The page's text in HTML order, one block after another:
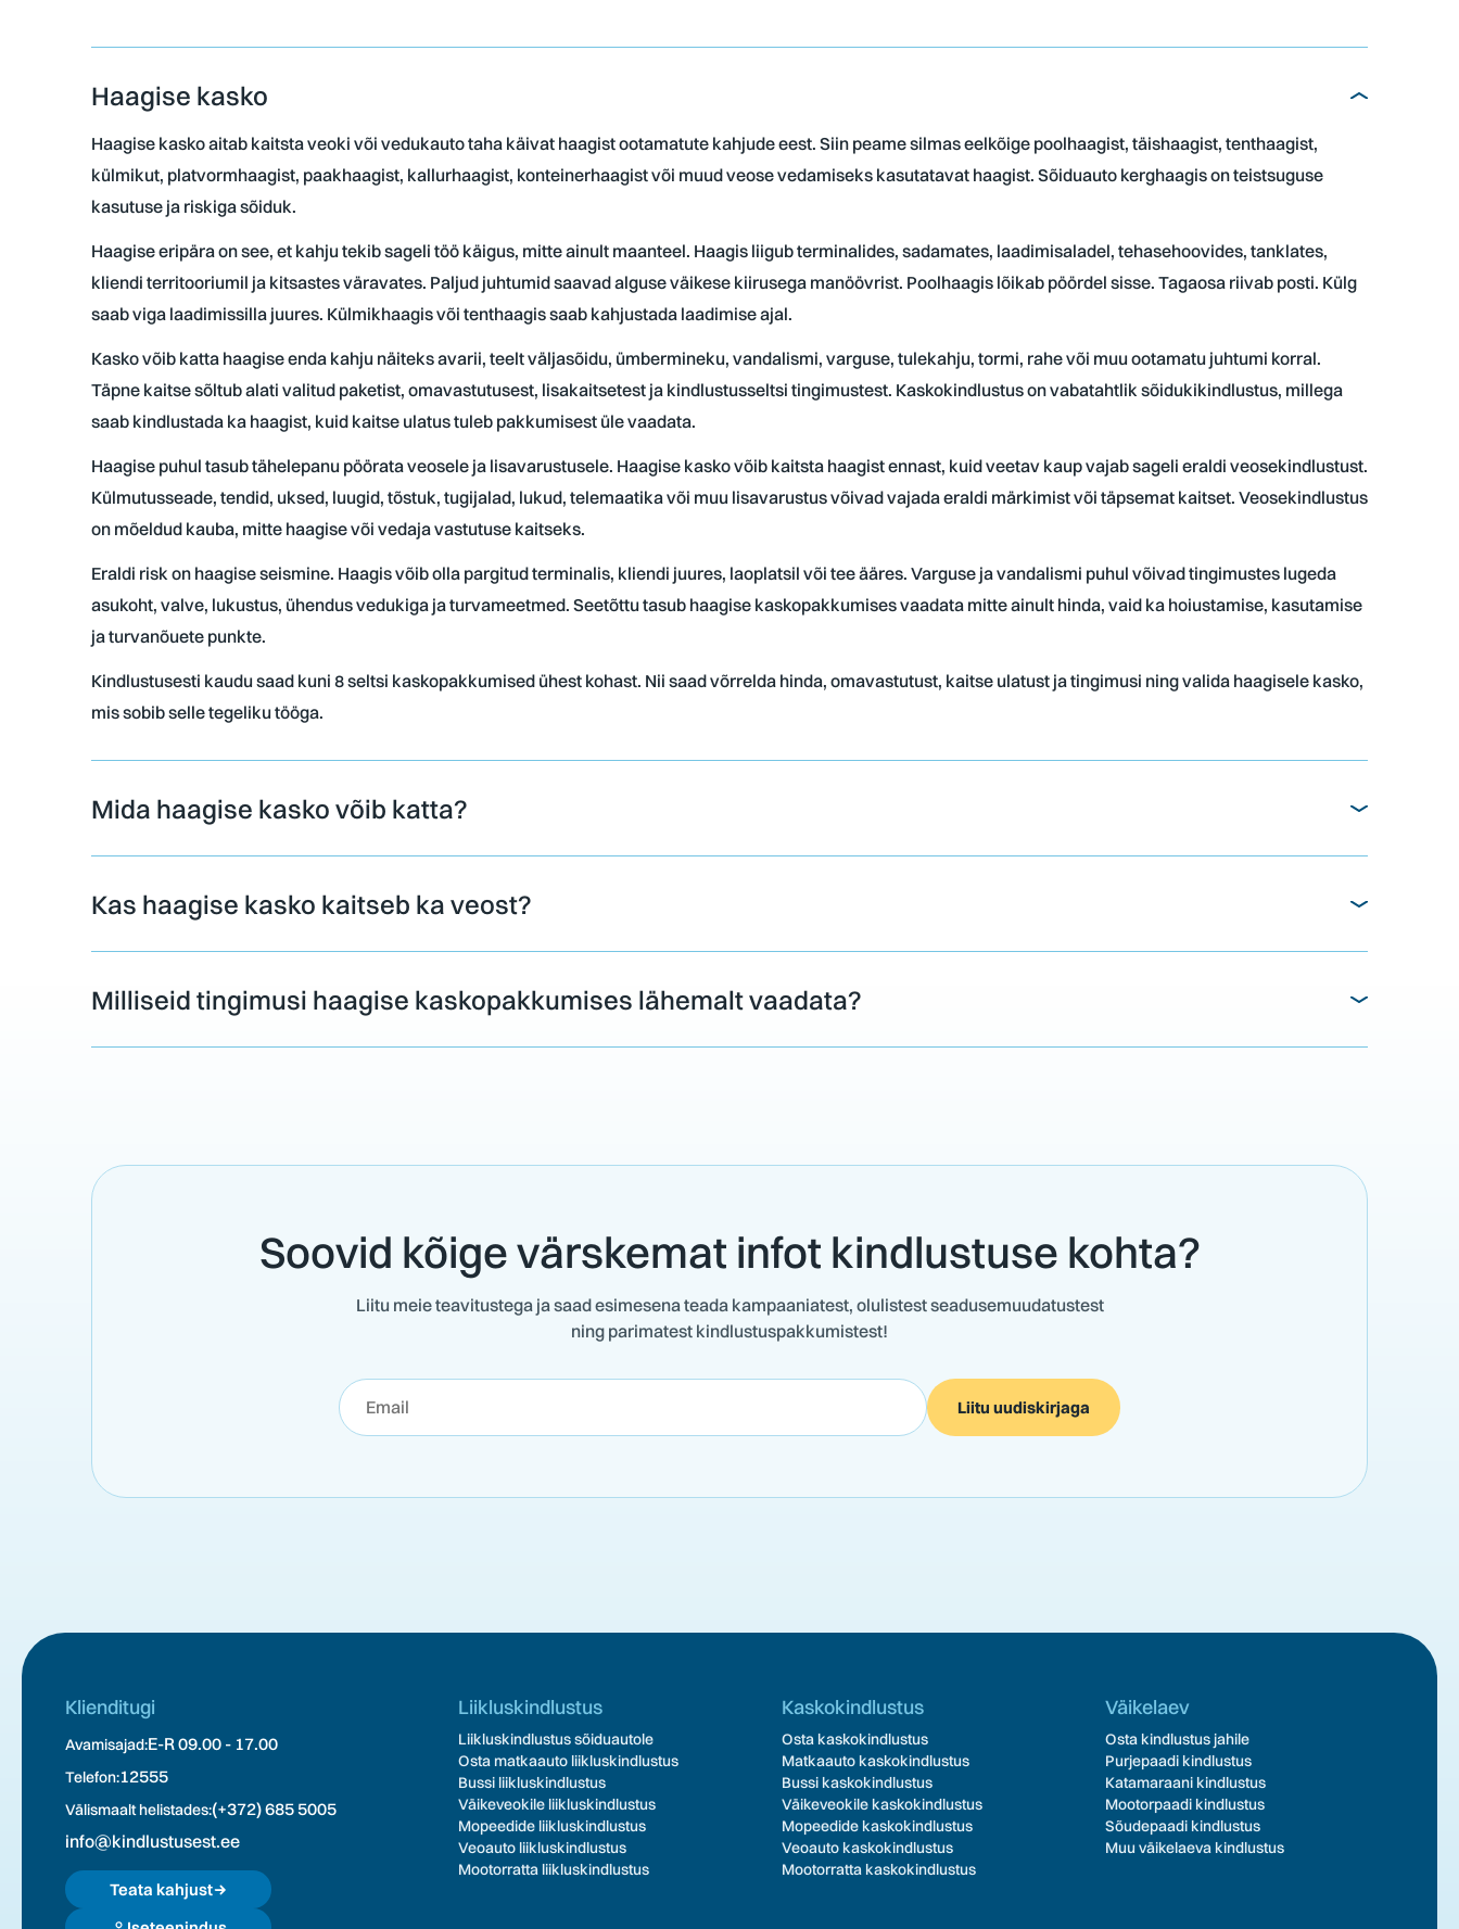
Haagise kasko
Haagise kasko aitab kaitsta veoki või vedukauto taha käivat haagist ootamatute kahjude eest. Siin peame silmas eelkõige poolhaagist, täishaagist, tenthaagist,
külmikut, platvormhaagist, paakhaagist, kallurhaagist, konteinerhaagist või muud veose vedamiseks kasutatavat haagist. Sõiduauto kerghaagis on teistsuguse
kasutuse ja riskiga sõiduk.
Haagise eripära on see, et kahju tekib sageli töö käigus, mitte ainult maanteel. Haagis liigub terminalides, sadamates, laadimisaladel, tehasehoovides, tanklates,
kliendi territooriumil ja kitsastes väravates. Paljud juhtumid saavad alguse väikese kiirusega manöövrist. Poolhaagis lõikab pöördel sisse. Tagaosa riivab posti. Külg
saab viga laadimissilla juures. Külmikhaagis või tenthaagis saab kahjustada laadimise ajal.
Kasko võib katta haagise enda kahju näiteks avarii, teelt väljasõidu, ümbermineku, vandalismi, varguse, tulekahju, tormi, rahe või muu ootamatu juhtumi korral.
Täpne kaitse sõltub alati valitud paketist, omavastutusest, lisakaitsetest ja kindlustusseltsi tingimustest. Kaskokindlustus on vabatahtlik sõidukikindlustus, millega
saab kindlustada ka haagist, kuid kaitse ulatus tuleb pakkumisest üle vaadata.
Haagise puhul tasub tähelepanu pöörata veosele ja lisavarustusele. Haagise kasko võib kaitsta haagist ennast, kuid veetav kaup vajab sageli eraldi veosekindlustust.
Külmutusseade, tendid, uksed, luugid, tõstuk, tugijalad, lukud, telemaatika või muu lisavarustus võivad vajada eraldi märkimist või täpsemat kaitset. Veosekindlustus
on mõeldud kauba, mitte haagise või vedaja vastutuse kaitseks.
Eraldi risk on haagise seismine. Haagis võib olla pargitud terminalis, kliendi juures, laoplatsil või tee ääres. Varguse ja vandalismi puhul võivad tingimustes lugeda
asukoht, valve, lukustus, ühendus vedukiga ja turvameetmed. Seetõttu tasub haagise kaskopakkumises vaadata mitte ainult hinda, vaid ka hoiustamise, kasutamise
ja turvanõuete punkte.
Kindlustusesti kaudu saad kuni 8 seltsi kaskopakkumised ühest kohast. Nii saad võrrelda hinda, omavastutust, kaitse ulatust ja tingimusi ning valida haagisele kasko,
mis sobib selle tegeliku tööga.
Mida haagise kasko võib katta?
Kas haagise kasko kaitseb ka veost?
Milliseid tingimusi haagise kaskopakkumises lähemalt vaadata?
Soovid kõige värskemat infot kindlustuse kohta?
Liitu meie teavitustega ja saad esimesena teada kampaaniatest, olulistest seadusemuudatustest
ning parimatest kindlustuspakkumistest!
Liitu uudiskirjaga
Klienditugi
Avamisajad:E-R 09.00 - 17.00
Telefon:12555
Välismaalt helistades:(+372) 685 5005
info@kindlustusest.ee
Teata kahjust
Liikluskindlustus
Liikluskindlustus sõiduautole
Osta matkaauto liikluskindlustus
Bussi liikluskindlustus
Väikeveokile liikluskindlustus
Mopeedide liikluskindlustus
Veoauto liikluskindlustus
Mootorratta liikluskindlustus
Kaskokindlustus
Osta kaskokindlustus
Matkaauto kaskokindlustus
Bussi kaskokindlustus
Väikeveokile kaskokindlustus
Mopeedide kaskokindlustus
Veoauto kaskokindlustus
Mootorratta kaskokindlustus
Väikelaev
Osta kindlustus jahile
Purjepaadi kindlustus
Katamaraani kindlustus
Mootorpaadi kindlustus
Sõudepaadi kindlustus
Muu väikelaeva kindlustus